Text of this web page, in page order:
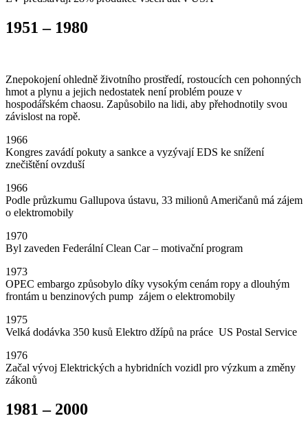
1951 – 1980
Znepokojení ohledně životního prostředí, rostoucích cen pohonných
hmot a plynu a jejich nedostatek není problém pouze v
hospodářském chaosu. Zapůsobilo na lidi, aby přehodnotily svou
závislost na ropě.
1966
Kongres zavádí pokuty a sankce a vyzývají EDS ke snížení
znečištění ovzduší
1966
Podle průzkumu Gallupova ústavu, 33 milionů Američanů má zájem
o elektromobily
1970
Byl zaveden Federální Clean Car – motivační program
1973
OPEC embargo způsobylo díky vysokým cenám ropy a dlouhým
frontám u benzinových pump zájem o elektromobily
1975
Velká dodávka 350 kusů Elektro džípů na práce US Postal Service
1976
Začal vývoj Elektrických a hybridních vozidl pro výzkum a změny
zákonů
1981 – 2000